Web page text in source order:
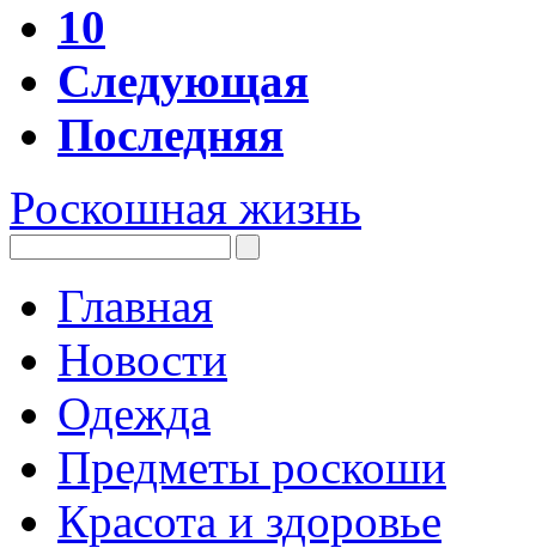
10
Следующая
Последняя
Роскошная жизнь
Главная
Новости
Одежда
Предметы роскоши
Красота и здоровье